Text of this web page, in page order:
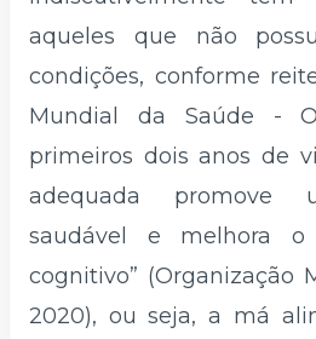
aqueles que não
condições, conforme
Mundial da Saúde -
primeiros dois anos de
adequada promove
saudável e melhora o
cognitivo” (Organização
2020), ou seja, a má